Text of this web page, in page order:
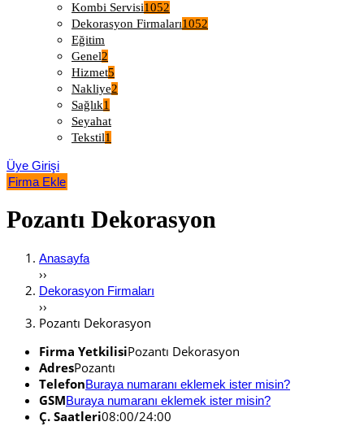
Kombi Servisi1052
Dekorasyon Firmaları1052
Eğitim
Genel2
Hizmet5
Nakliye2
Sağlık1
Seyahat
Tekstil1
Üye Girişi
Firma Ekle
Pozantı Dekorasyon
Anasayfa
››
Dekorasyon Firmaları
››
Pozantı Dekorasyon
Firma YetkilisiPozantı Dekorasyon
AdresPozantı
TelefonBuraya numaranı eklemek ister misin?
GSMBuraya numaranı eklemek ister misin?
Ç. Saatleri08:00/24:00